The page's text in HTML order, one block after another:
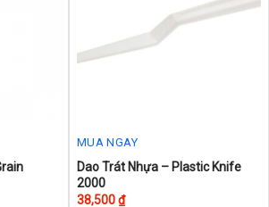
on
the
MUA NGAY
Dao Trát Nhựa – Plastic Knife
2000
38,500₫